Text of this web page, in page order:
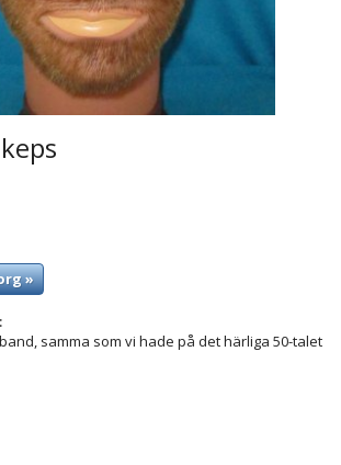
»
samma som vi hade på det härliga 50-talet